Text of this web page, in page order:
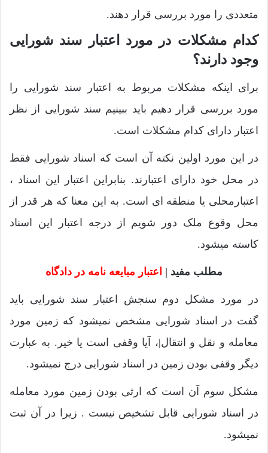
متعددی را مورد بررسی قرار دهند.
کدام مشکلات در مورد اعتبار سند شورایی
وجود دارند؟
برای اینکه مشکلات مربوط به اعتبار سند شورایی را
مورد بررسی قرار دهیم باید ببینیم سند شورایی از نظر
اعتبار دارای کدام مشکلات است.
در این مورد اولین نکته آن است که اسناد شورایی فقط
در محل خود دارای اعتبارند. بنابراین اعتبار این اسناد ،
اعتبارمحلی یا منطقه ای است. به این معنا که هر قدر از
محل وقوع ملک دور شویم از درجه اعتبار این اسناد
کاسته میشود.
مطلب مفید | اعتبار مبایعه نامه در دادگاه
در مورد مشکل دوم سنجش اعتبار سند شورایی باید
گفت در اسناد شورایی مشخص نمیشود که زمین مورد
معامله و نقل و انتقال|، آیا وقفی است یا خیر. به عبارت
دیگر وقفی بودن زمین در اسناد شورایی درج نمیشود.
مشکل سوم آن است که ارثی بودن زمین مورد معامله
در اسناد شورایی قابل تشخیص نیست . زیرا در آن ثبت
نمیشود.